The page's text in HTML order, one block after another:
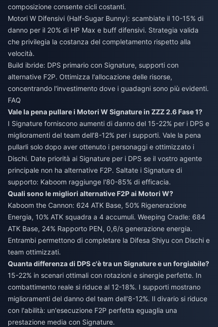
composizione consente cicli costanti.
Motori W Difensivi (Half-Sugar Bunny): scambiate il 10-15% di
danno per il 20% di HP Max e buff difensivi. Strategia valida
che privilegia la costanza del completamento rispetto alla
velocità.
Build ibride: DPS primario con Signature, supporti con
alternative F2P. Ottimizza l'allocazione delle risorse,
concentrando l'investimento dove i guadagni sono più evidenti.
FAQ
Vale la pena pullare i Motori W Signature in ZZZ 2.6 Fase 1?
I Signature forniscono aumenti di danno del 15-22% per i DPS e
miglioramenti del team dell'8-12% per i supporti. Vale la pena
pullarli solo dopo aver ottenuto i personaggi e ottimizzato i
Dischi. Date priorità ai Signature per i DPS se il vostro agente
principale non ha alternative F2P. Saltate i Signature di
supporto: Kaboom raggiunge l'80-85% di efficacia.
Quali sono le migliori alternative F2P ai Motori W?
Kaboom the Cannon: 624 ATK Base, 50% Rigenerazione
Energia, 10% ATK squadra a 4 accumuli. Weeping Cradle: 684
ATK Base, 24% Rapporto PEN, 0,6/s generazione energia.
Entrambi permettono di completare la Difesa Shiyu con Dischi e
team ottimizzati.
Quanta differenza di DPS c'è tra un Signature e un forgiabile?
15-22% in scenari ottimali con rotazioni e sinergie perfette. In
combattimento reale si riduce al 12-18%. I supporti mostrano
miglioramenti del danno del team dell'8-12%. Il divario si riduce
con l'abilità: un'esecuzione F2P perfetta eguaglia una
prestazione media con Signature.